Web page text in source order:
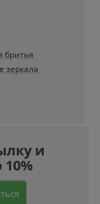
бритья
зеркала
и